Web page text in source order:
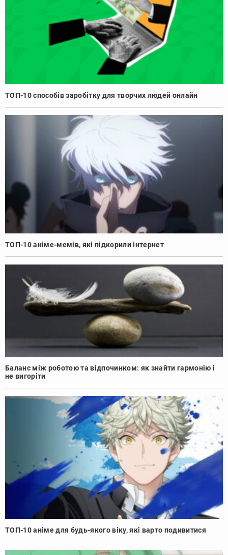
ТОП-10 способів заробітку для творчих людей онлайн
ТОП-10 аніме-мемів, які підкорили інтернет
Баланс між роботою та відпочинком: як знайти гармонію і
не вигоріти
ТОП-10 аніме для будь-якого віку, які варто подивитися